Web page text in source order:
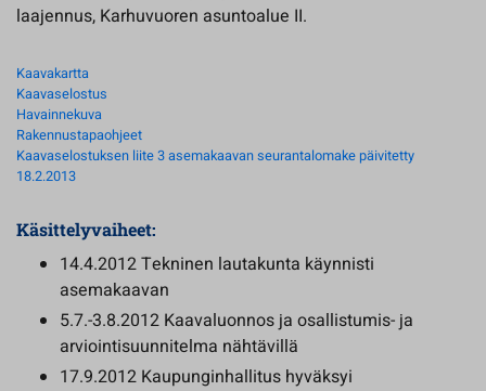
laajennus, Karhuvuoren asuntoalue II.
Kaavakartta
Kaavaselostus
Havainnekuva
Rakennustapaohjeet
Kaavaselostuksen liite 3 asemakaavan seurantalomake päivitetty
18.2.2013
Käsittelyvaiheet:
14.4.2012 Tekninen lautakunta käynnisti
asemakaavan
5.7.-3.8.2012 Kaavaluonnos ja osallistumis- ja
arviointisuunnitelma nähtävillä
17.9.2012 Kaupunginhallitus hyväksyi